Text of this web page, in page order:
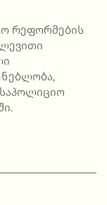
რეფორმების